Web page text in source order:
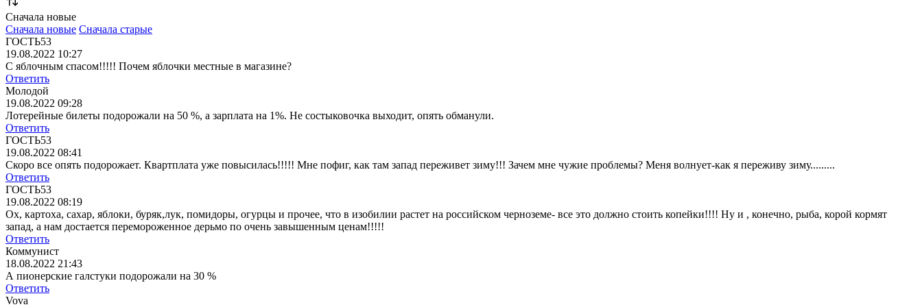
Сначала новые
Сначала новые Сначала старые
ГОСТЬ53
19.08.2022 10:27
С яблочным спасом!!!!! Почем яблочки местные в магазине?
Ответить
Молодой
19.08.2022 09:28
Лотерейные билеты подорожали на 50 %, а зарплата на 1%. Не состыковочка выходит, опять обманули.
Ответить
ГОСТЬ53
19.08.2022 08:41
Скоро все опять подорожает. Квартплата уже повысилась!!!!! Мне пофиг, как там запад переживет зиму!!! Зачем мне чужие проблемы? Меня волнует-как я переживу зиму.........
Ответить
ГОСТЬ53
19.08.2022 08:19
Ох, картоха, сахар, яблоки, буряк,лук, помидоры, огурцы и прочее, что в изобилии растет на российском черноземе- все это должно стоить копейки!!!! Ну и , конечно, рыба, корой кормят
запад, а нам достается перемороженное дерьмо по очень завышенным ценам!!!!!
Ответить
Коммунист
18.08.2022 21:43
А пионерские галстуки подорожали на 30 %
Ответить
Vova